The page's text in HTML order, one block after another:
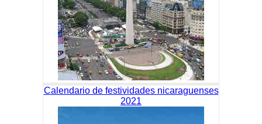
Calendario de festividades nicaraguenses
2021